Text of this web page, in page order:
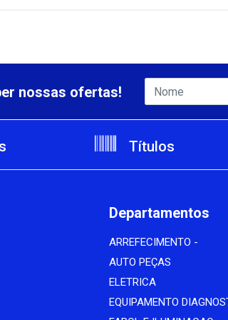
nossas ofertas!
Títulos
Departamentos
ARREFECIMENTO -
AUTO PEÇAS
ELETRICA
EQUIPAMENTO